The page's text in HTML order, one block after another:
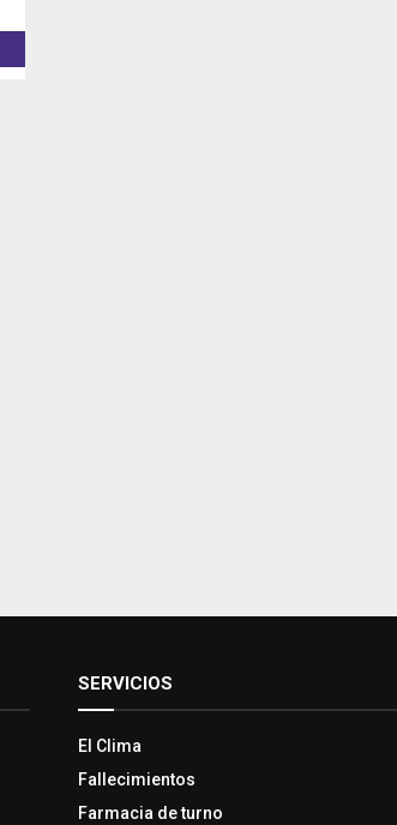
SERVICIOS
El Clima
Fallecimientos
Farmacia de turno